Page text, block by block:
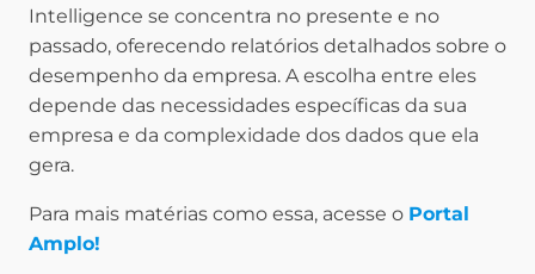
Intelligence se concentra no presente e no
passado, oferecendo relatórios detalhados sobre o
desempenho da empresa. A escolha entre eles
depende das necessidades específicas da sua
empresa e da complexidade dos dados que ela
gera.
Para mais matérias como essa, acesse o Portal
Amplo!